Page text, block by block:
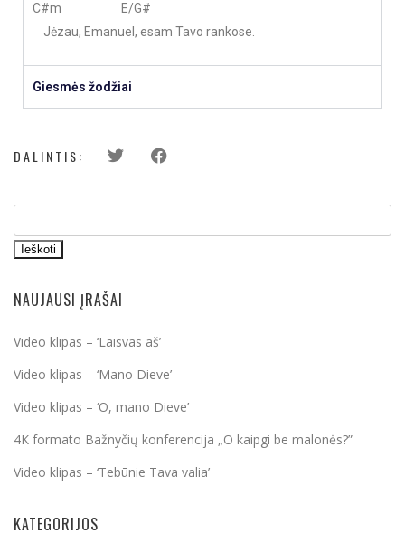
C#m E/G#
Jėzau, Emanuel, esam Tavo rankose.
Giesmės žodžiai
DALINTIS:
Ieškoti
NAUJAUSI ĮRAŠAI
Video klipas – ‘Laisvas aš’
Video klipas – ‘Mano Dieve’
Video klipas – ‘O, mano Dieve’
4K formato Bažnyčių konferencija „O kaipgi be malonės?”
Video klipas – ‘Tebūnie Tava valia’
KATEGORIJOS